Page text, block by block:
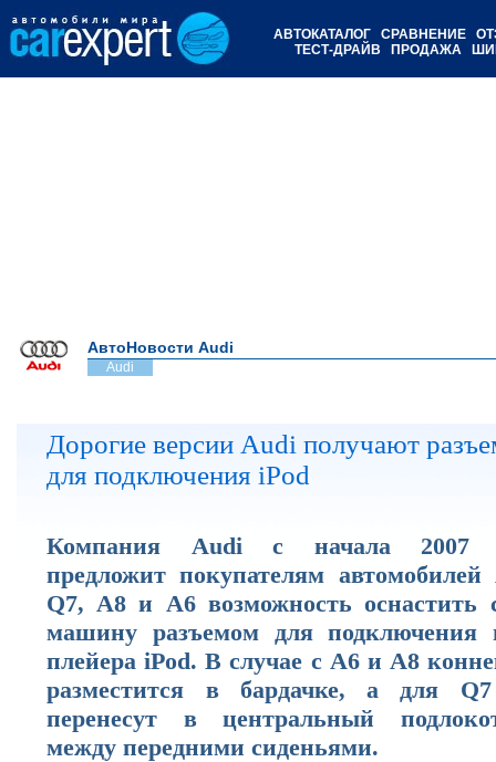
АВТОКАТАЛОГ СРАВНЕНИЕ
ТЕСТ-ДРАЙВ
ПРОДАЖА
АвтоНовости Audi
Audi
Дорогие версии Audi получают
для подключения iPod
Компания Audi с начала 2007
предложит покупателям автомобилей
Q7, A8 и A6 возможность оснастить
машину разъемом для подключения
плейера iPod. В случае с A6 и A8
разместится в бардачке, а для
перенесут в центральный
между передними сиденьями.